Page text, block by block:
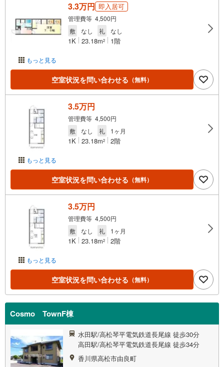
もっと見る
3.3万円 即入居可
管理費等 4,500円
敷
なし 礼 なし
1K 23.18m2 1階
空室状況を問い合わせる （無料）
もっと見る
3.5万円
管理費等 4,500円
敷
なし 礼 1ヶ月
1K 23.18m2 2階
空室状況を問い合わせる （無料）
もっと見る
3.5万円
管理費等 4,500円
敷
なし 礼 1ヶ月
1K 23.18m2 2階
空室状況を問い合わせる （無料）
Cosmo TownF棟
水田駅/高松琴平電気鉄道長尾線 徒歩30分
高田駅/高松琴平電気鉄道長尾線 徒歩34分
香川県高松市由良町